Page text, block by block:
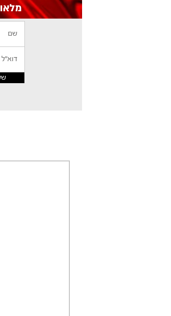
מלאו פרטים ונחזור אליכם עם הצעת מחיר